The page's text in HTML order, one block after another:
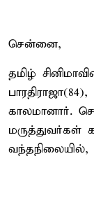
சென்னை,
தமிழ்
காலமானார்.
மருத்துவர்கள்
வந்தநிலையில்,